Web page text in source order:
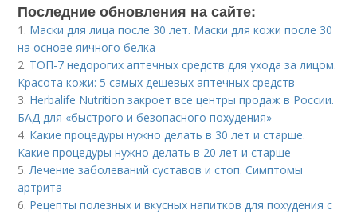
Последние обновления на сайте:
1. Маски для лица после 30 лет. Маски для кожи после 30
на основе яичного белка
2. ТОП-7 недорогих аптечных средств для ухода за лицом.
Красота кожи: 5 самых дешевых аптечных средств
3. Herbalife Nutrition закроет все центры продаж в России.
БАД для «быстрого и безопасного похудения»
4. Какие процедуры нужно делать в 30 лет и старше.
Какие процедуры нужно делать в 20 лет и старше
5.Лечение заболеваний суставов и стоп. Симптомы
артрита
6. Рецепты полезных и вкусных напитков для похудения с